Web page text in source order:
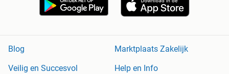
Blog
Marktplaats Zakelijk
Veilig en Succesvol
Help en Info